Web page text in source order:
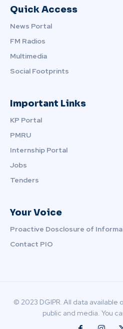
Quick Access
News Portal
FM Radios
Multimedia
Social Footprints
Important Links
KP Portal
PMRU
Internship Portal
Jobs
Tenders
Your Voice
Proactive Dosclosure of
Contact PIO
© 2023 DGIPR. All data available
public and media. You